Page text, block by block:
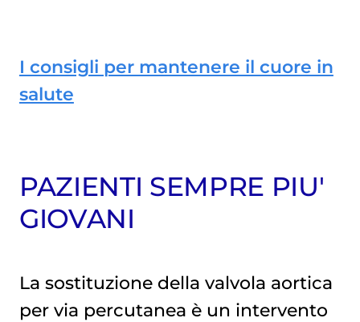
I consigli per mantenere il cuore in
salute
PAZIENTI SEMPRE PIU'
GIOVANI
La sostituzione della valvola aortica
per via percutanea è un intervento